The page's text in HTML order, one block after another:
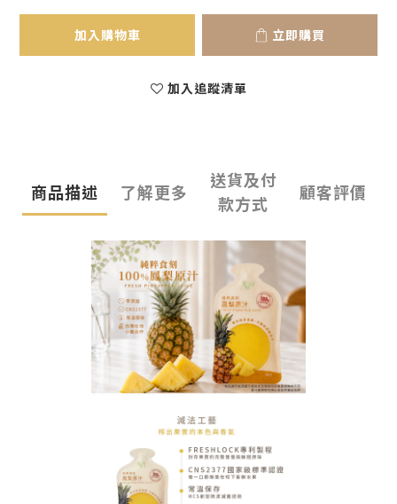
加入購物車 立即購買
加入追蹤清單
商品描述 了解更多
送貨及付
款方式
顧客評價